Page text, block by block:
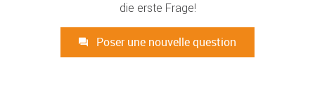
die erste Frage!
Poser une nouvelle question